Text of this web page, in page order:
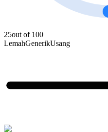
25out of 100
LemahGenerikUsang